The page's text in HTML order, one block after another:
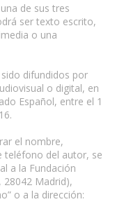
de sus tres
ser texto escrito,
o una
difundidos por
o digital, en
Español, entre el 1
el nombre,
teléfono del autor, se
a la Fundación
28042 Madrid),
o a la dirección: